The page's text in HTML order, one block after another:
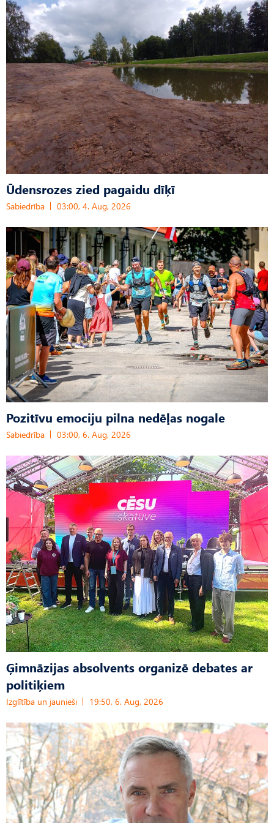
Ūdensrozes zied pagaidu dīķī
Sabiedrība 03:00, 4. Aug, 2026
Pozitīvu emociju pilna nedēļas nogale
Sabiedrība 03:00, 6. Aug, 2026
Ģimnāzijas absolvents organizē debates ar
politiķiem
Izglītība un jaunieši 19:50, 6. Aug, 2026